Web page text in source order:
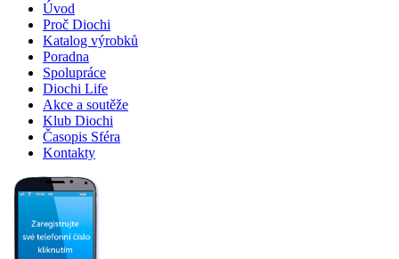
Úvod
Proč Diochi
Katalog výrobků
Poradna
Spolupráce
Diochi Life
Akce a soutěže
Klub Diochi
Časopis Sféra
Kontakty